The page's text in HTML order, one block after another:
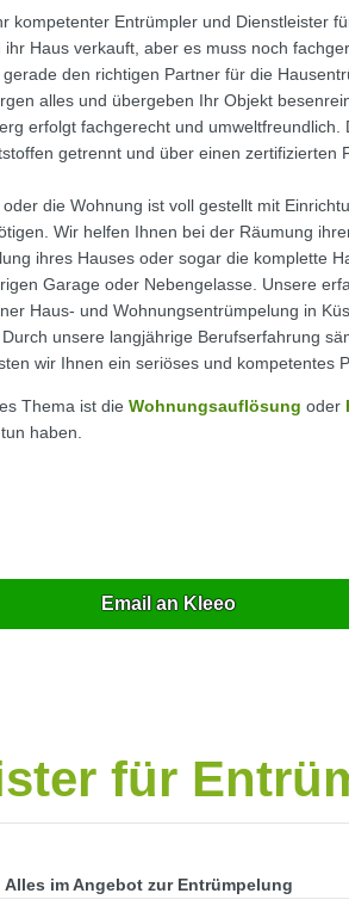
kompetenter Entrümpler und Dienstleister
ihr Haus verkauft, aber es muss noch
gerade den richtigen Partner für die
alles und übergeben Ihr Objekt
erfolgt fachgerecht und
getrennt und über einen zertifizierten
oder die Wohnung ist voll gestellt mit
Wir helfen Ihnen bei der Räumung
ihres Hauses oder sogar die komplette
Garage oder Nebengelasse. Unsere
Haus- und Wohnungsentrümpelung in
unsere langjährige Berufserfahrung
wir Ihnen ein seriöses und kompetentes
Thema ist die Wohnungsauflösung oder
haben.
Email an Kleeo
für
Alles im Angebot zur Entrümpelung